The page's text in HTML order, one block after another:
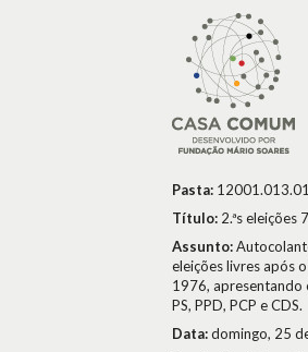
Pasta:
Título: 2.ªs eleições
Assunto:
eleições livres após
1976, apresentando
PS, PPD, PCP e CDS.
Data:domingo, 25